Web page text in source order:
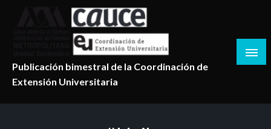
Publicación bimestral de la Coordinación de
Extensión Universitaria